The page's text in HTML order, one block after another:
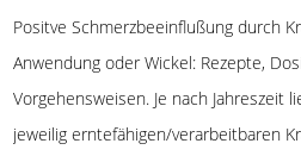
Positve Schmerzbeeinflußung durch
Anwendung oder Wickel: Rezepte,
Vorgehensweisen. Je nach Jahreszeit
jeweilig erntefähigen/verarbeitbaren